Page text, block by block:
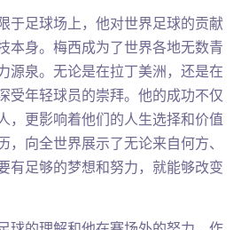
于足球场上，他对世界足球的贡献
本身。梅西成为了世界各地无数青
源泉。无论是在拉丁美洲，还是在
受年轻球员的崇拜。他的成功不仅
，更影响着他们的人生选择和价值
向全世界展示了无论来自何方、
有足够的梦想和努力，就能够改变